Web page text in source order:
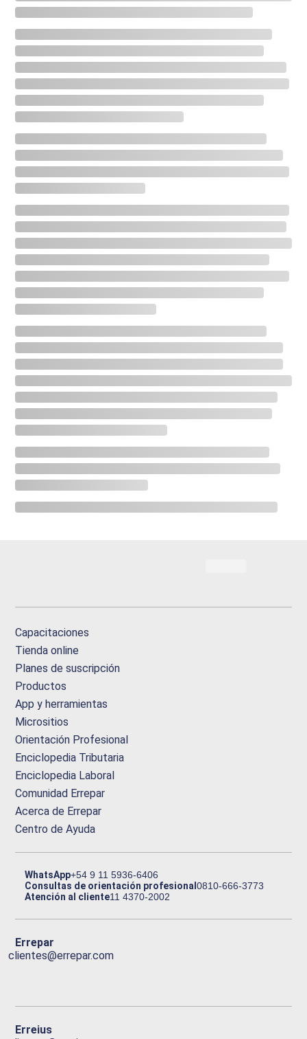
Capacitaciones
Tienda online
Planes de suscripción
Productos
App y herramientas
Micrositios
Orientación Profesional
Enciclopedia Tributaria
Enciclopedia Laboral
Comunidad Errepar
Acerca de Errepar
Centro de Ayuda
WhatsApp+54 9 11 5936-6406
Consultas de orientación profesional0810-666-3773
Atención al cliente11 4370-2002
Errepar
clientes@errepar.com
Erreius